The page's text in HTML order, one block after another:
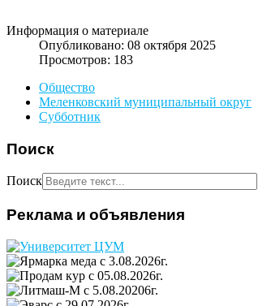
Информация о материале
Опубликовано: 08 октября 2025
Просмотров: 183
Общество
Меленковский муниципальный округ
Субботник
Поиск
Поиск
Реклама и объявления